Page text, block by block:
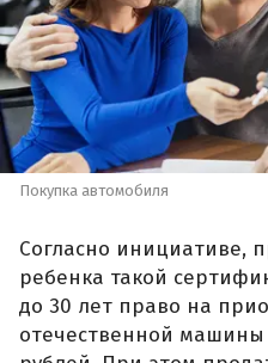
Покупка автомобиля
Согласно инициативе,
ребенка такой
до 30 лет право на
отечественной машины